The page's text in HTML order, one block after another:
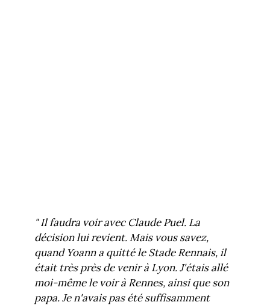
" Il faudra voir avec Claude Puel. La
décision lui revient. Mais vous savez,
quand Yoann a quitté le Stade Rennais, il
était très près de venir à Lyon. J'étais allé
moi-même le voir à Rennes, ainsi que son
papa. Je n'avais pas été suffisamment